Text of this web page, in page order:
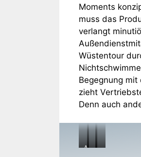
Moments
muss das
verlangt
Wüstentour
Begegnung
zieht
Denn auch
A … …